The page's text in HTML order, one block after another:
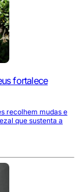
fortalece
recolhem mudas e
que sustenta a